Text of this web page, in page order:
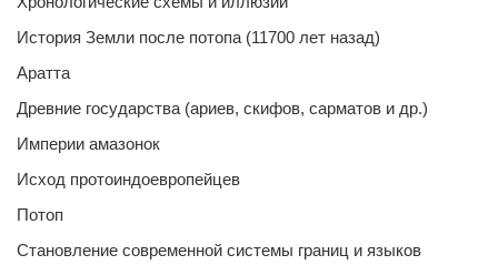
История Земли после потопа (11700 лет назад)
Аратта
Древние государства (ариев, скифов, сарматов и др.)
Империи амазонок
Исход протоиндоевропейцев
Потоп
Становление современной системы границ и языков